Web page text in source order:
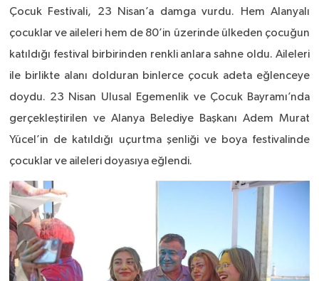
Çocuk Festivali, 23 Nisan’a damga vurdu. Hem Alanyalı
çocuklar ve aileleri hem de 80’in üzerinde ülkeden çocuğun
katıldığı festival birbirinden renkli anlara sahne oldu. Aileleri
ile birlikte alanı dolduran binlerce çocuk adeta eğlenceye
doydu. 23 Nisan Ulusal Egemenlik ve Çocuk Bayramı’nda
gerçekleştirilen ve Alanya Belediye Başkanı Adem Murat
Yücel’in de katıldığı uçurtma şenliği ve boya festivalinde
çocuklar ve aileleri doyasıya eğlendi.